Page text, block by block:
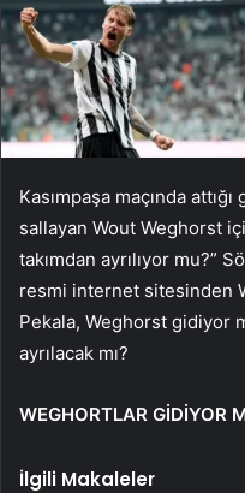
Kasımpaşa maçında
sallayan Wout Weghorst
takımdan ayrılıyor mu?”
resmi internet sitesinden
Pekala, Weghorst gidiyor
ayrılacak mı?
WEGHORTLAR GİDİYOR
İlgili Makaleler